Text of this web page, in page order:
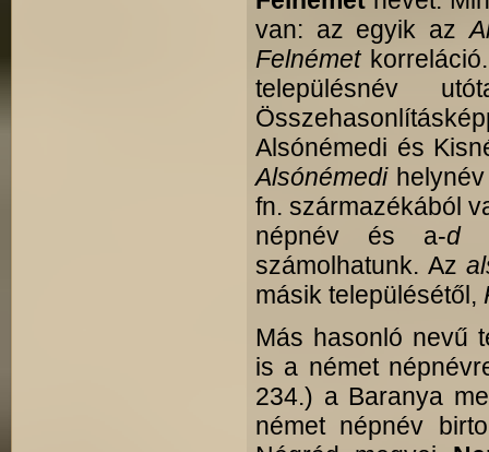
van: az egyik az
Felnémet
településnév
Alsónémedi és
Alsónémedi
fn. származékából
népnév és a-d
számolhatunk. Az
másik településétől,
Más hasonló nevű
is a német
234.) a Baranya
német népnév